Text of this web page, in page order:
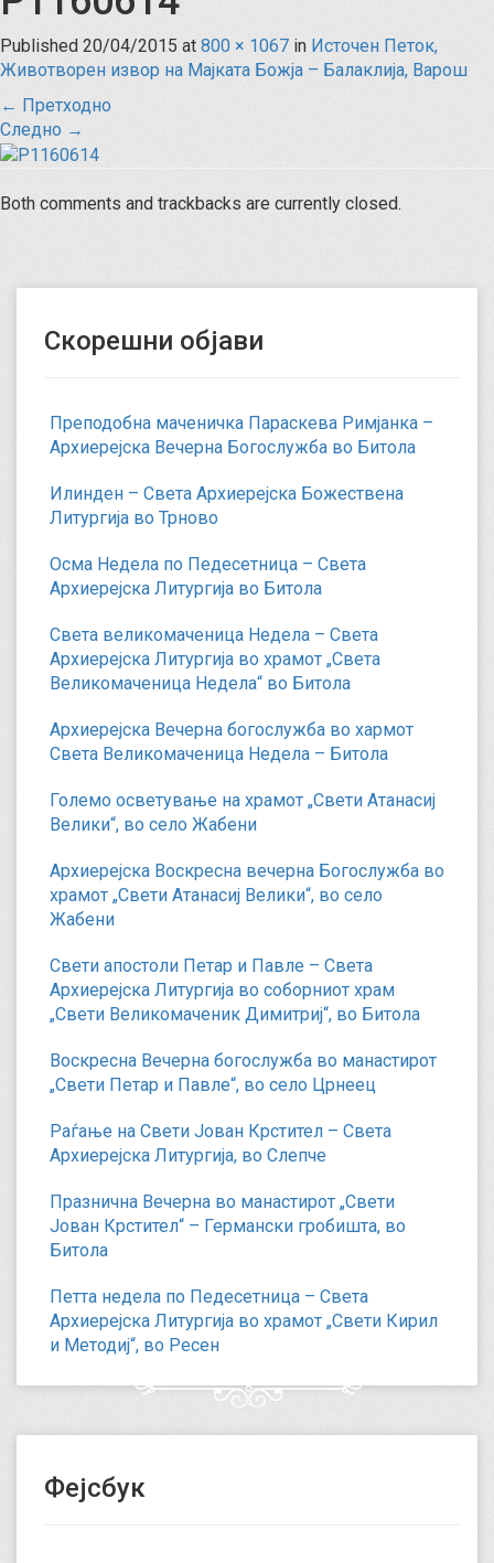
Published 20/04/2015 at 800 × 1067 in Источен Петок,
Животворен извор на Мајката Божја – Балаклија, Варош
← Претходно
Следно →
Both comments and trackbacks are currently closed.
Скорешни објави
Преподобна маченичка Параскева Римјанка –
Архиерејска Вечерна Богослужба во Битола
Илинден – Света Архиерејска Божествена
Литургија во Трново
Осма Недела по Педесетница – Света
Архиерејска Литургија во Битола
Света великомаченица Недела – Света
Архиерејска Литургија во храмот „Света
Великомаченица Недела“ во Битола
Архиерејска Вечерна богослужба во хармот
Света Великомаченица Недела – Битола
Големо осветување на храмот „Свети Атанасиј
Велики“, во село Жабени
Архиерејска Воскресна вечерна Богослужба во
храмот „Свети Атанасиј Велики“, во село
Жабени
Свети апостоли Петар и Павле – Света
Архиерејска Литургија во соборниот храм
„Свети Великомаченик Димитриј“, во Битола
Воскресна Вечерна богослужба во манастирот
„Свети Петар и Павле“, во село Црнеец
Раѓање на Свети Јован Крстител – Света
Архиерејска Литургија, во Слепче
Празнична Вечерна во манастирот „Свети
Јован Крстител“ – Германски гробишта, во
Битола
Петта недела по Педесетница – Света
Архиерејска Литургија во храмот „Свети Кирил
и Методиј“, во Ресен
Фејсбук